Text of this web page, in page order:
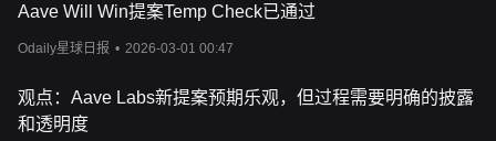
复杂因素的影响，其中最主要的是市场供需动态。
网络的实用性和采用推动了对 WIN
务以提供可靠的真实世界馈送，市场对
WIN 代币的需求也随之增
加。这是因为 DApp开发者需要WIN代币来支付这些服务，而节点
需要WIN
Aave Will Win提案Temp Check已通过
Odaily星球日报 • 2026-03-01 00:47
观点：Aave Labs新提案预期乐观，但过程需要明确的披露
和透明度